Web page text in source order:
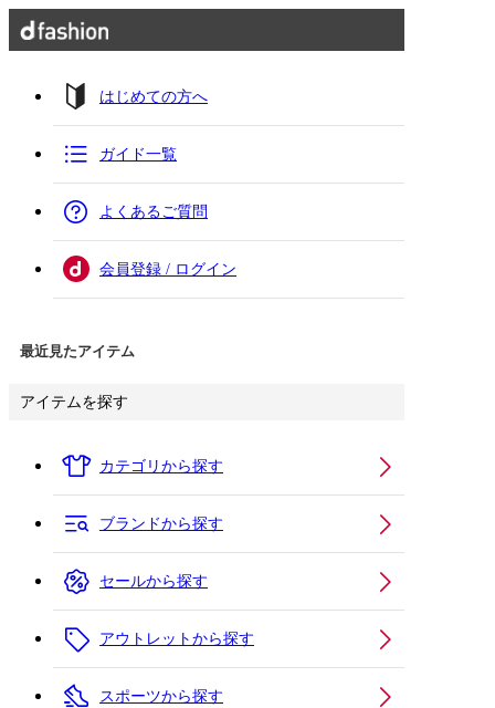
はじめての方へ
ガイド一覧
よくあるご質問
会員登録 / ログイン
最近見たアイテム
アイテムを探す
カテゴリから探す
ブランドから探す
セールから探す
アウトレットから探す
スポーツから探す